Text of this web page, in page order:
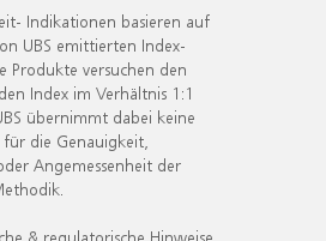
Indikationen basieren auf
UBS emittierten Index-
Produkte versuchen den
Index im Verhältnis 1:1
übernimmt dabei keine
die Genauigkeit,
Angemessenheit der